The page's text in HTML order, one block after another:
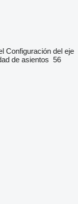
Configuración del eje
de asientos 56